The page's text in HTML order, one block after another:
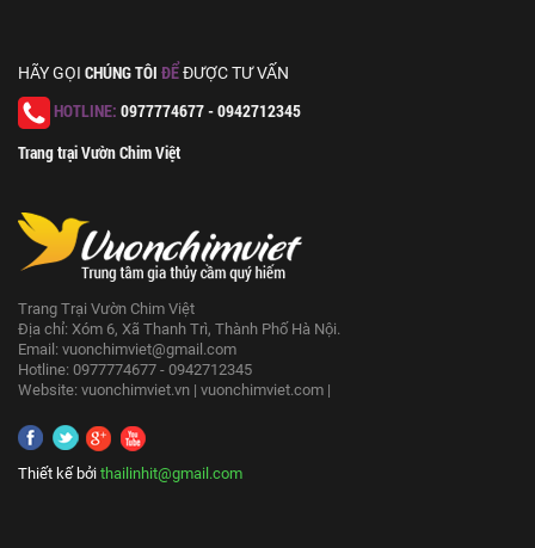
HÃY GỌI CHÚNG TÔI ĐỂĐƯỢC TƯ VẤN
HOTLINE: 0977774677 - 0942712345
Trang trại Vườn Chim Việt
Trang Trại Vườn Chim Việt
Địa chỉ: Xóm 6, Xã Thanh Trì, Thành Phố Hà Nội.
Email: vuonchimviet@gmail.com
Hotline: 0977774677 - 0942712345
Website: vuonchimviet.vn | vuonchimviet.com |
Thiết kế bởi thailinhit@gmail.com